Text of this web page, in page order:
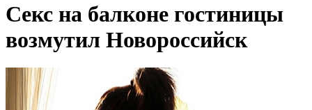
Секс на балконе гостиницы
возмутил Новороссийск